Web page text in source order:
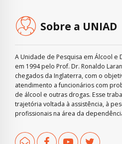
Sobre a UNIAD
A Unidade de Pesquisa em Álcool e
em 1994 pelo Prof. Dr. Ronaldo
chegados da Inglaterra, com o
atendimento a funcionários com
de álcool e outras drogas. Esse
trajetória voltada à assistência, à
profissionais na área da